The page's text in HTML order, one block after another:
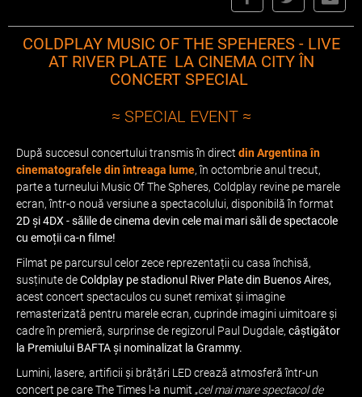
COLDPLAY MUSIC OF THE SPEHERES - LIVE
AT RIVER PLATE LA CINEMA CITY ÎN
CONCERT SPECIAL
≈ SPECIAL EVENT ≈
După succesul concertului transmis în direct din Argentina în
cinematografele din întreaga lume, în octombrie anul trecut,
parte a turneului Music Of The Spheres, Coldplay revine pe marele
ecran, într-o nouă versiune a spectacolului, disponibilă în format
2D și 4DX - sălile de cinema devin cele mai mari săli de spectacole
cu emoții ca-n filme!
Filmat pe parcursul celor zece reprezentații cu casa închisă,
susținute deColdplay pe stadionul River Plate din Buenos Aires,
acest concert spectaculos cu sunet remixat și imagine
remasterizată pentru marele ecran, cuprinde imagini uimitoare și
cadre în premieră, surprinse de regizorul Paul Dugdale, câștigător
la Premiului BAFTA și nominalizat la Grammy.
Lumini, lasere, artificii și brățări LED crează atmosferă într-un
concert pe care The Times l-a numit „cel mai mare spectacol de